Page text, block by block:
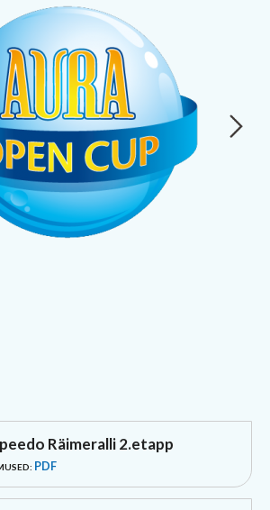
Räimeralli 2.etapp
PDF